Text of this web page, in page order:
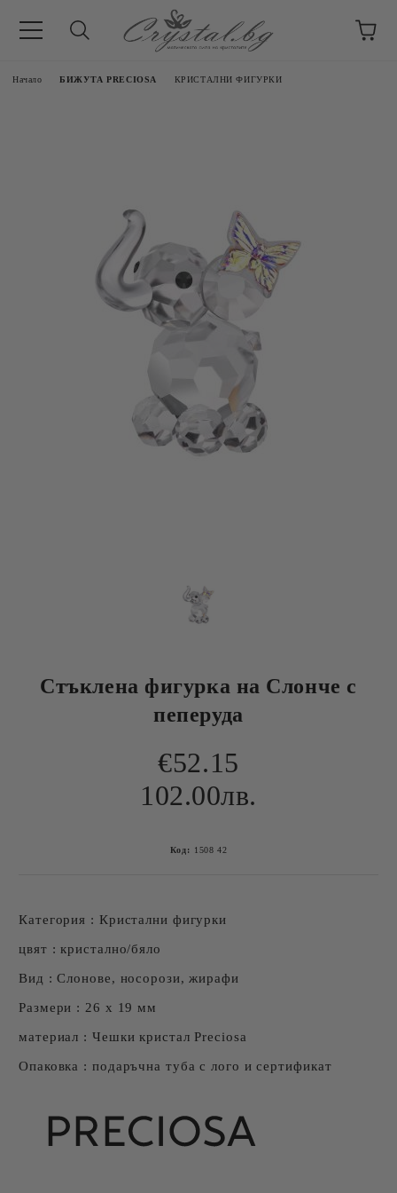
Начало БИЖУТА PRECIOSA КРИСТАЛНИ ФИГУРКИ
Стъклена фигурка на Слонче с
пеперуда
€52.15
102.00лв.
Код: 1508 42
Категория : Кристални фигурки
цвят : кристално/бяло
Вид : Слонове, носорози, жирафи
Размери : 26 х 19 мм
материал : Чешки кристал Preciosa
Опаковка : подаръчна туба с лого и сертификат